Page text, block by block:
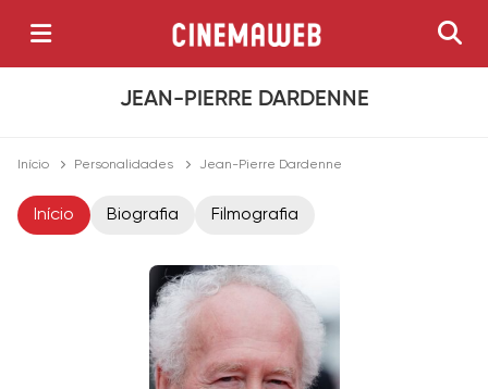
JEAN-PIERRE DARDENNE
Início Personalidades Jean-Pierre Dardenne
Início Biografia Filmografia